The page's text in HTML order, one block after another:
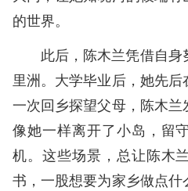
的世界。
此后，陈木兰凭借自
里洲。大学毕业后，她先后
一次回乡探望父母，陈木
像她一样离开了小岛，留
机。这些场景，总让陈木
书，一股想要为家乡做点